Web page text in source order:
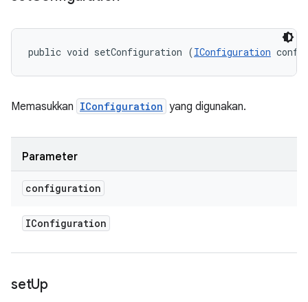
public void setConfiguration (IConfiguration
Memasukkan IConfiguration yang digunakan.
Parameter
configuration
IConfiguration
setUp